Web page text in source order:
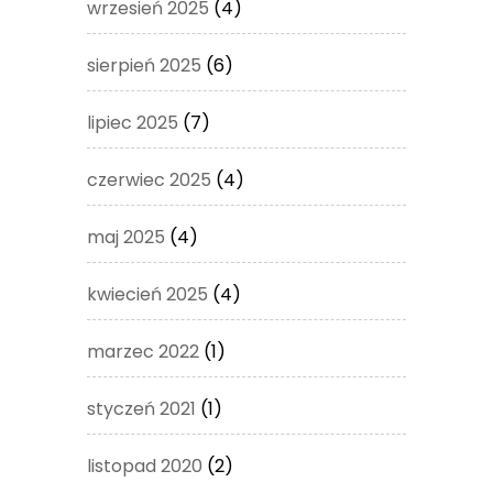
wrzesień 2025 (4)
sierpień 2025 (6)
lipiec 2025 (7)
czerwiec 2025 (4)
maj 2025 (4)
kwiecień 2025 (4)
marzec 2022 (1)
styczeń 2021 (1)
listopad 2020 (2)